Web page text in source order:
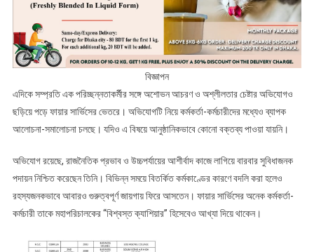
বিজ্ঞাপন
এদিকে সম্প্রতি এক পরিচ্ছন্নতাকর্মীর সঙ্গে অশোভন আচরণ ও অশ্লীলতার চেষ্টার অভিযোগও
ছড়িয়ে পড়ে ফায়ার সার্ভিসের ভেতরে। অভিযোগটি নিয়ে কর্মকর্তা-কর্মচারীদের মধ্যেও ব্যাপক
আলোচনা-সমালোচনা চলছে। যদিও এ বিষয়ে আনুষ্ঠানিকভাবে কোনো বক্তব্য পাওয়া যায়নি।
অভিযোগ রয়েছে, রাজনৈতিক প্রভাব ও উচ্চপর্যায়ের আশীর্বাদ কাজে লাগিয়ে বারবার সুবিধাজনক
পদায়ন নিশ্চিত করেছেন তিনি। বিভিন্ন সময়ে বিতর্কিত কর্মকাণ্ডের কারণে বদলি করা হলেও
রহস্যজনকভাবে আবারও গুরুত্বপূর্ণ জায়গায় ফিরে আসতেন। ফায়ার সার্ভিসের অনেক কর্মকর্তা-
কর্মচারী তাকে মহাপরিচালকের “বিশ্বস্ত ক্যাশিয়ার” হিসেবেও আখ্যা দিয়ে থাকেন।